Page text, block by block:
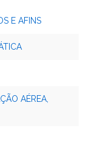
E AFINS
AÉREA,